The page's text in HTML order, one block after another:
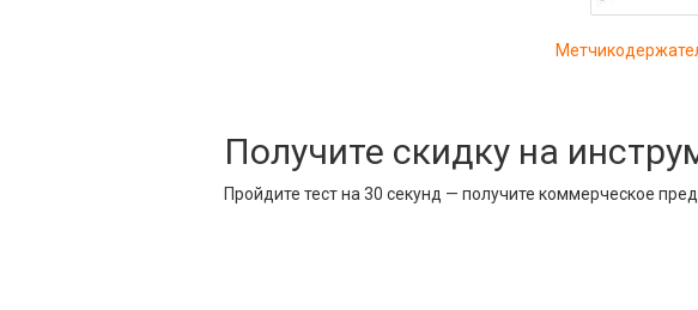
Получите скидку на
Пройдите тест на 30 секунд — получите коммерческое